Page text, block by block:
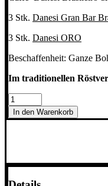
3 Stk. Danesi Gran Bar
3 Stk. Danesi ORO
Beschaffenheit: Ganze
Im traditionellen
Danesi
Brasileiro
&
kg
In den Warenkorb